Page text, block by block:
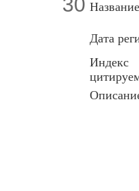
Дата
Индекс